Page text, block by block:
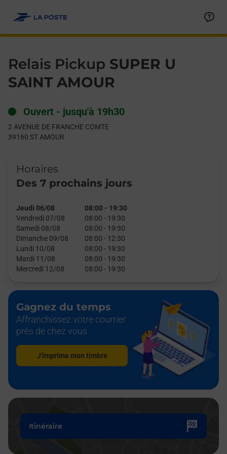
Relais Pickup SUPER U
SAINT AMOUR
Ouvert - jusqu'à 19h30
2 AVENUE DE FRANCHE COMTE
39160 ST AMOUR
Horaires
Des 7 prochains jours
Jeudi 06/08 08:00 - 19:30
Vendredi 07/08
08:00 - 19:30
Samedi 08/08
08:00 - 19:30
Dimanche 09/08
08:00 - 12:30
Lundi 10/08
08:00 - 19:30
Mardi 11/08
08:00 - 19:30
Mercredi 12/08
08:00 - 19:30
Gagnez du temps
Affranchissez votre courrier
près de chez vous
J'imprime mon timbre
Itinéraire